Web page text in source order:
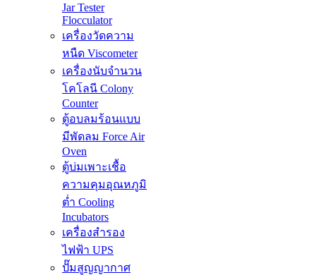
Jar Tester
Flocculator
เครื่องวัดความ
หนืด Viscometer
เครื่องนับจำนวน
โคโลนี Colony
Counter
ตู้อบลมร้อนแบบ
มีพัดลม Force Air
Oven
ตู้บ่มเพาะเชื้อ
ความคุมอุณหภูมิ
ต่ำ Cooling
Incubators
เครื่องสำรอง
ไฟฟ้า UPS
ปั๊มสูญญากาศ